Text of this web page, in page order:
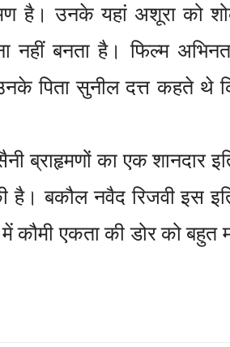
है। उनके यहां अशूरा को
नहीं बनता है। फिल्म
पिता सुनील दत्त कहते थे
ब्राहृमणों का एक शानदार
है। बकौल नवैद रिजवी इस
कौमी एकता की डोर को